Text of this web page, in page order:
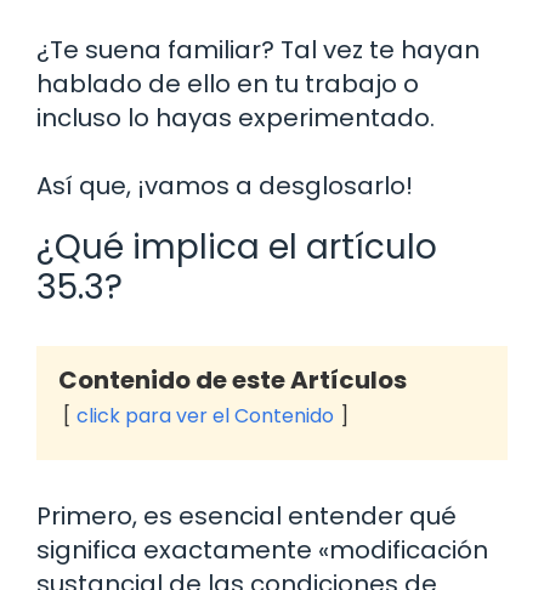
¿Te suena familiar? Tal vez te hayan
hablado de ello en tu trabajo o
incluso lo hayas experimentado.
Así que, ¡vamos a desglosarlo!
¿Qué implica el artículo
35.3?
Contenido de este Artículos
click para ver el Contenido
Primero, es esencial entender qué
significa exactamente «modificación